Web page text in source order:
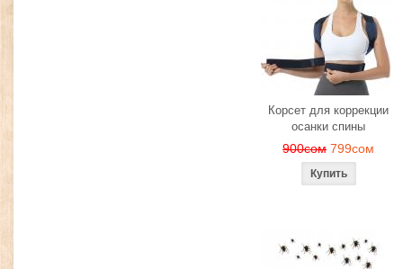
Корсет для коррекции
осанки спины
900сом 799сом